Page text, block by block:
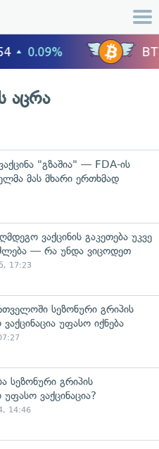
აცრა
"გზაშია" — FDA-ის
მას მხარი ერთხმად
ვაქცინის გაკეთება უკვე
— რა უნდა ვიცოდეთ
17:23
სეზონური გრიპის
უფასო იქნება
სეზონური გრიპის
ვაქცინაცია?
14:46